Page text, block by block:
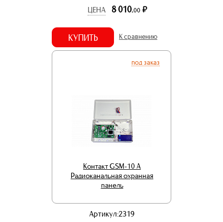
ЦЕНА
8 010.00 р.
КУПИТЬ К сравнению
под заказ
Контакт GSM-10 А
Радиоканальная охранная
панель
Артикул:2319